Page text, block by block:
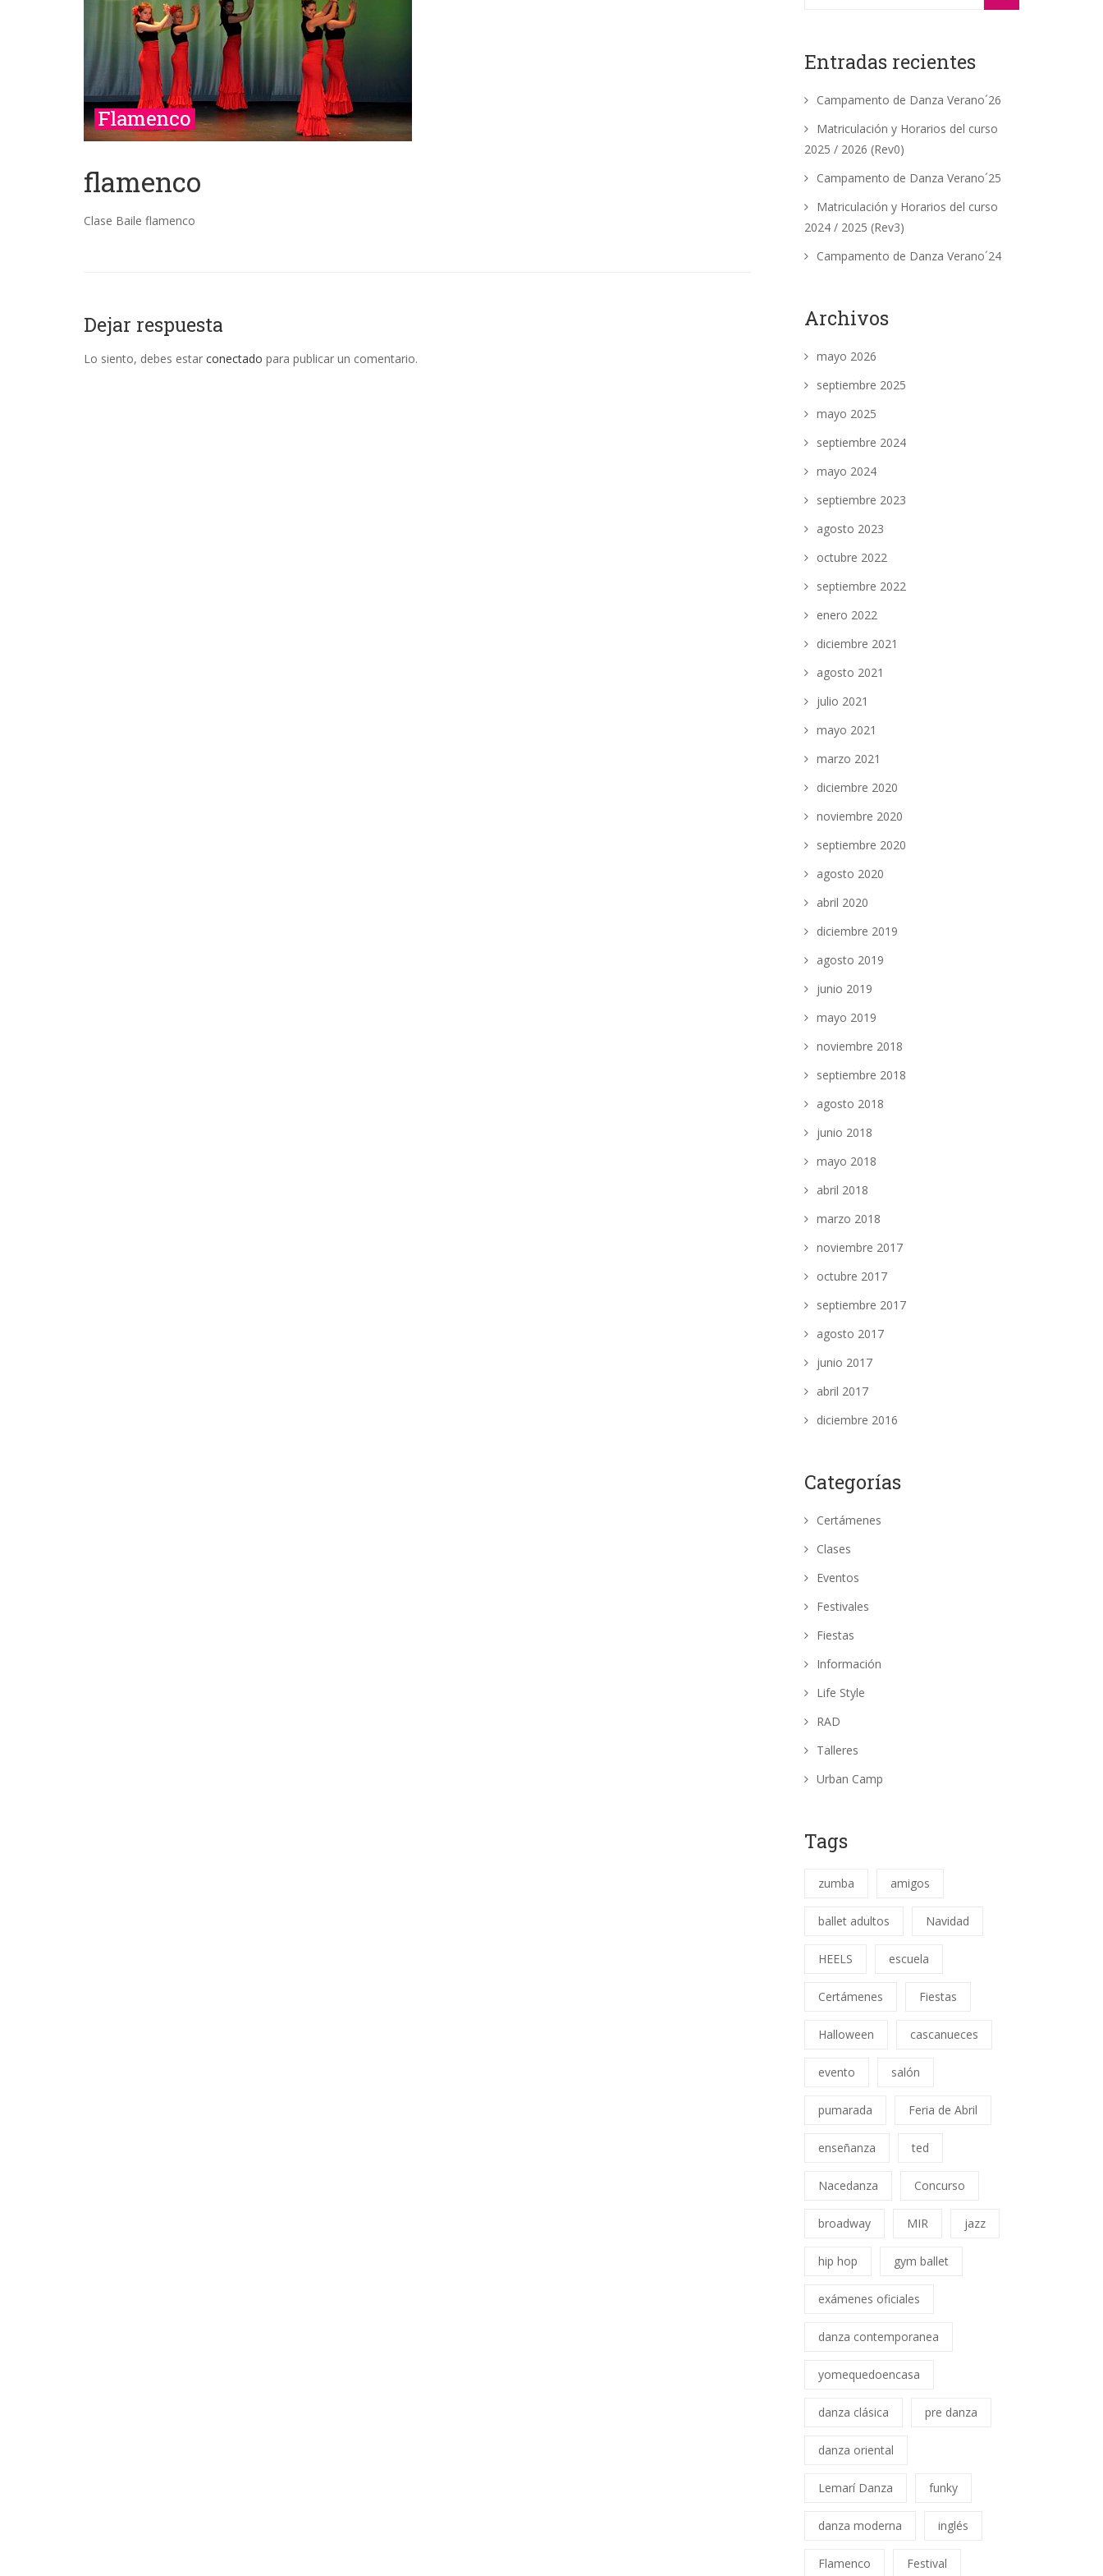
flamenco
Clase Baile flamenco
Dejar respuesta
Lo siento, debes estar conectado para publicar un comentario.
Entradas recientes
Campamento de Danza Verano´26
Matriculación y Horarios del curso
2025 / 2026 (Rev0)
Campamento de Danza Verano´25
Matriculación y Horarios del curso
2024 / 2025 (Rev3)
Campamento de Danza Verano´24
Archivos
mayo 2026
septiembre 2025
mayo 2025
septiembre 2024
mayo 2024
septiembre 2023
agosto 2023
octubre 2022
septiembre 2022
enero 2022
diciembre 2021
agosto 2021
julio 2021
mayo 2021
marzo 2021
diciembre 2020
noviembre 2020
septiembre 2020
agosto 2020
abril 2020
diciembre 2019
agosto 2019
junio 2019
mayo 2019
noviembre 2018
septiembre 2018
agosto 2018
junio 2018
mayo 2018
abril 2018
marzo 2018
noviembre 2017
octubre 2017
septiembre 2017
agosto 2017
junio 2017
abril 2017
diciembre 2016
Categorías
Certámenes
Clases
Eventos
Festivales
Fiestas
Información
Life Style
RAD
Talleres
Urban Camp
Tags
zumba amigos
ballet adultos Navidad
HEELS escuela
Certámenes Fiestas
Halloween cascanueces
evento salón
pumarada Feria de Abril
enseñanza ted
Nacedanza Concurso
broadway MIR jazz
hip hop gym ballet
exámenes oficiales
danza contemporanea
yomequedoencasa
danza clásica pre danza
danza oriental
Lemarí Danza funky
danza moderna inglés
Flamenco Festival